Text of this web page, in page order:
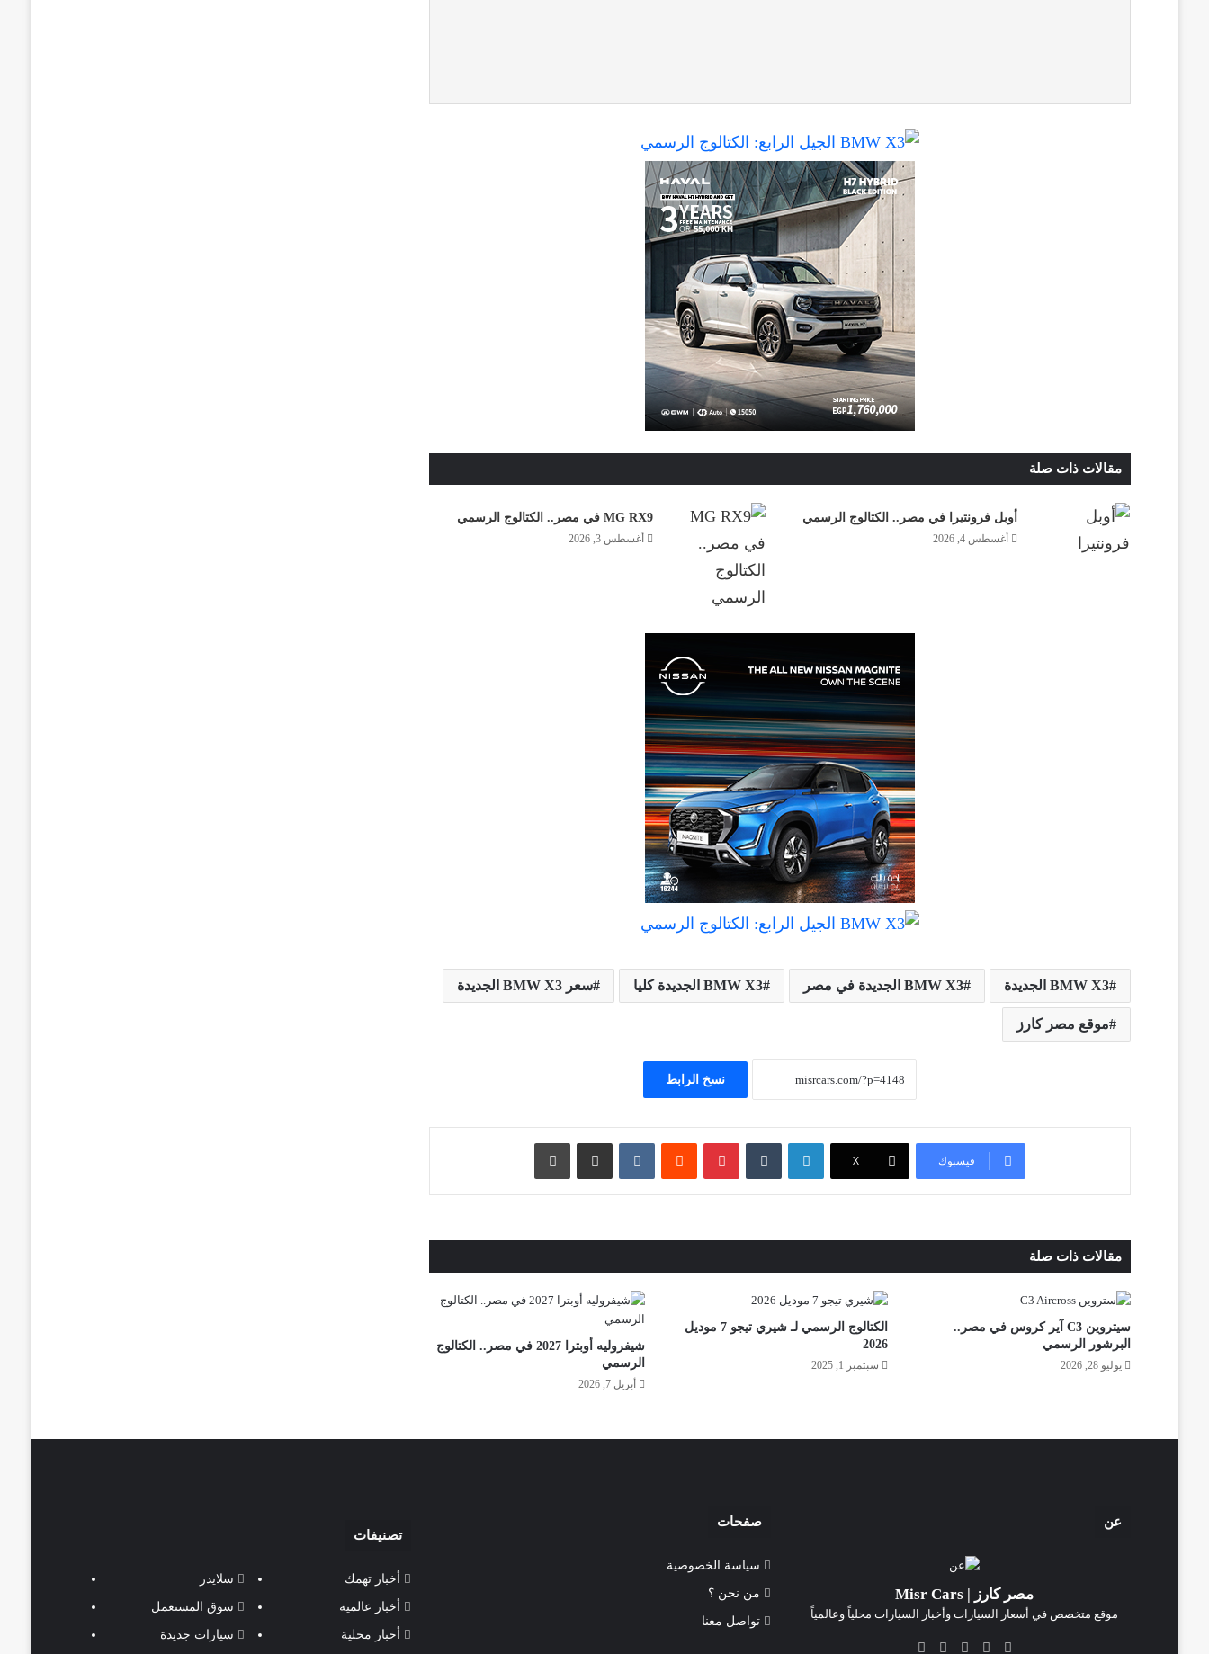
مقالات ذات صلة
أوبل فرونتيرا في مصر.. الكتالوج الرسمي
أغسطس 4, 2026
MG RX9 في مصر.. الكتالوج الرسمي
أغسطس 3, 2026
BMW X3 الجديدة BMW X3 الجديدة في مصر BMW X3 الجديدة كليا سعر BMW X3 الجديدة
موقع مصر كارز
نسخ الرابط
فيسبوك ‫X
لينكدإن ‏Tumblr بينتيريست
‏Reddit
‏VKontakte مشاركة عبر البريد طباعة
مقالات ذات صلة
سيتروين C3 آير كروس في مصر..
البرشور الرسمي
يوليو 28, 2026
الكتالوج الرسمي لـ شيري تيجو 7 موديل
2026
سبتمبر 1, 2025
شيفروليه أوبترا 2027 في مصر.. الكتالوج
الرسمي
أبريل 7, 2026
عن
مصر كارز | Misr Cars
موقع متخصص في أسعار السيارات وأخبار السيارات محلياً وعالمياً
فيسبوك
‫X انستقرام‫TikTok
صفحات
سياسة الخصوصية
من نحن ؟
تواصل معنا
تصنيفات
أخبار تهمك
أخبار عالمية
أخبار محلية
سلايدر
سوق المستعمل
سيارات جديدة